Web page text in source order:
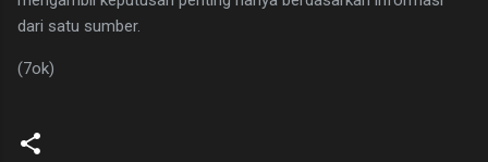
dari satu sumber.
(7ok)